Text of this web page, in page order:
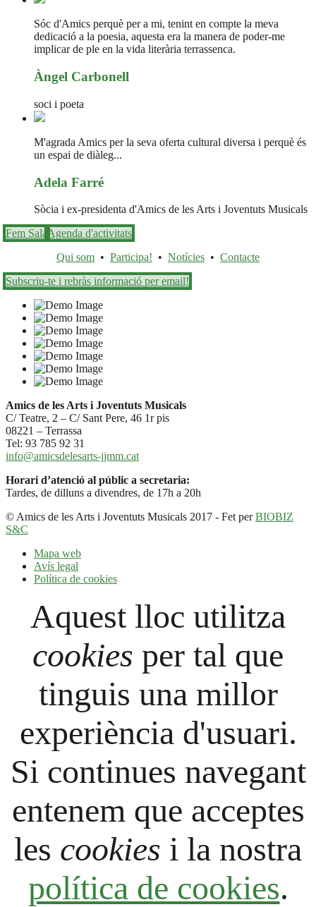
Sóc d'Amics perquè per a mi, tenint en compte la meva
dedicació a la poesia, aquesta era la manera de poder-me
implicar de ple en la vida literària terrassenca.
Àngel Carbonell
soci i poeta
M'agrada Amics per la seva oferta cultural diversa i perquè és
un espai de diàleg...
Adela Farré
Sòcia i ex-presidenta d'Amics de les Arts i Joventuts Musicals
Fem Sala Agenda d'activitats
Qui som • Participa! • Notícies • Contacte
Subscriu-te i rebràs informació per email!
Amics de les Arts i Joventuts Musicals
C/ Teatre, 2 – C/ Sant Pere, 46 1r pis
08221 – Terrassa
Tel: 93 785 92 31
info@amicsdelesarts-jjmm.cat
Horari d’atenció al públic a secretaria:
Tardes, de dilluns a divendres, de 17h a 20h
© Amics de les Arts i Joventuts Musicals 2017 - Fet perBIOBIZ
S&C
Mapa web
Avís legal
Política de cookies
Aquest lloc utilitza
cookies per tal que
tinguis una millor
experiència d'usuari.
Si continues navegant
entenem que acceptes
les cookies i la nostra
política de cookies.